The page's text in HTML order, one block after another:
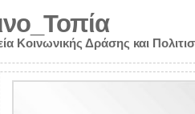
Κοινωνικής Δράσης και